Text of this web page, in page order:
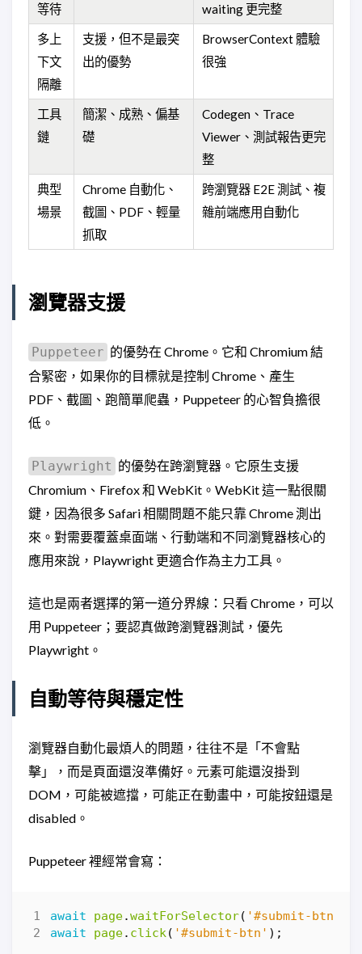
等待
waiting 更完整
多上
下文
隔離
支援，但不是最突
出的優勢
BrowserContext 體驗
很強
工具
鏈
簡潔、成熟、偏基
礎
Codegen、Trace
Viewer、測試報告更完
整
典型
場景
Chrome 自動化、
截圖、PDF、輕量
抓取
跨瀏覽器 E2E 測試、複
雜前端應用自動化
瀏覽器支援
Puppeteer 的優勢在 Chrome。它和 Chromium 結
合緊密，如果你的目標就是控制 Chrome、產生
PDF、截圖、跑簡單爬蟲，Puppeteer 的心智負擔很
低。
Playwright 的優勢在跨瀏覽器。它原生支援
Chromium、Firefox 和 WebKit。WebKit 這一點很關
鍵，因為很多 Safari 相關問題不能只靠 Chrome 測出
來。對需要覆蓋桌面端、行動端和不同瀏覽器核心的
應用來說，Playwright 更適合作為主力工具。
這也是兩者選擇的第一道分界線：只看 Chrome，可以
用 Puppeteer；要認真做跨瀏覽器測試，優先
Playwright。
自動等待與穩定性
瀏覽器自動化最煩人的問題，往往不是「不會點
擊」，而是頁面還沒準備好。元素可能還沒掛到
DOM，可能被遮擋，可能正在動畫中，可能按鈕還是
disabled。
Puppeteer 裡經常會寫：
await page.waitForSelector( '#submit-btn'
await
page. click( '#submit-btn' );